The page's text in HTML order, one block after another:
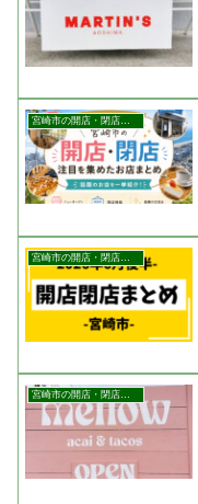
宮崎市の開店・閉店まとめ